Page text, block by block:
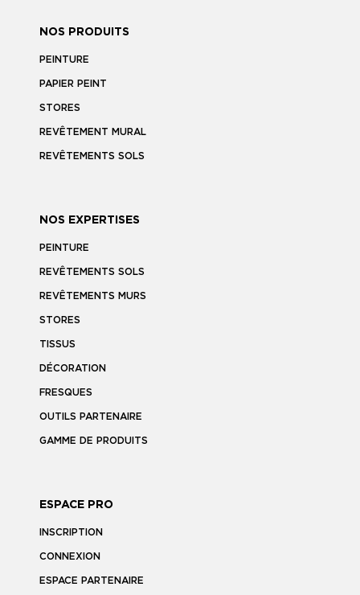
NOS PRODUITS
PEINTURE
PAPIER PEINT
STORES
REVÊTEMENT MURAL
REVÊTEMENTS SOLS
NOS EXPERTISES
PEINTURE
REVÊTEMENTS SOLS
REVÊTEMENTS MURS
STORES
TISSUS
DÉCORATION
FRESQUES
OUTILS PARTENAIRE
GAMME DE PRODUITS
ESPACE PRO
INSCRIPTION
CONNEXION
ESPACE PARTENAIRE